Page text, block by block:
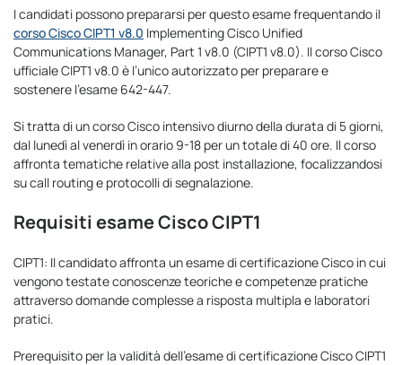
I candidati possono prepararsi per questo esame frequentando il
corso Cisco CIPT1 v8.0 Implementing Cisco Unified
Communications Manager, Part 1 v8.0 (CIPT1 v8.0). Il corso Cisco
ufficiale CIPT1 v8.0 è l’unico autorizzato per preparare e
sostenere l’esame 642-447.
Si tratta di un corso Cisco intensivo diurno della durata di 5 giorni,
dal lunedì al venerdì in orario 9-18 per un totale di 40 ore. Il corso
affronta tematiche relative alla post installazione, focalizzandosi
su call routing e protocolli di segnalazione.
Requisiti esame Cisco CIPT1
CIPT1: Il candidato affronta un esame di certificazione Cisco in cui
vengono testate conoscenze teoriche e competenze pratiche
attraverso domande complesse a risposta multipla e laboratori
pratici.
Prerequisito per la validità dell’esame di certificazione Cisco CIPT1